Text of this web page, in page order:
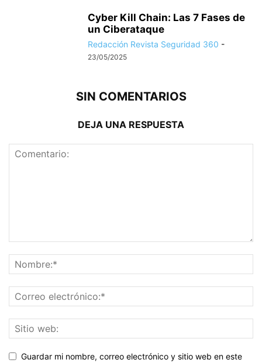
Cyber Kill Chain: Las 7 Fases de
un Ciberataque
Redacción Revista Seguridad 360 -
23/05/2025
SIN COMENTARIOS
DEJA UNA RESPUESTA
Guardar mi nombre, correo electrónico y sitio web en este